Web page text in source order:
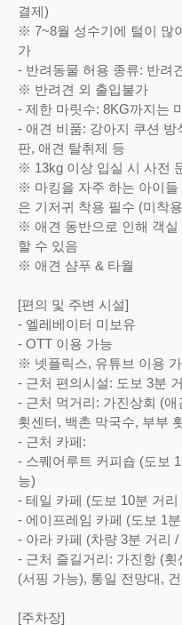
결제)
※ 7~8월 성수기에 털이 많
가
- 반려동물 허용 종류: 반려
※ 반려견 외 출입불가
- 제한 마릿수: 8KG까지는
- 애견 비품: 강아지 쿠션 방
판, 애견 탈취제 등
※ 13kg 이상 입실 시 사전
※ 마킹을 자주 하는 아이들
은 기저귀 착용 필수 (미착
※ 애견 동반으로 인해 객실
할 수 있음
※ 애견 샴푸 & 타월
[편의 및 주변 시설]
- 엘레베이터 미보유
- OTT 이용 가능
※ 넷플릭스, 유튜브 이용
- 근처 편의시설: 도보 3분
- 근처 먹거리: 가진상회 (
횟센터, 백촌 막국수, 부부
- 근처 카페:
- 스퀘어루트 커피숍 (도보
능)
- 테일 카페 (도보 10분 거
- 에이프레임 카페 (도보 1
- 아라 카페 (차량 3분 거리
- 근처 즐길거리: 가진항 (
(서핑 가능), 통일 전망대,
[주차장]